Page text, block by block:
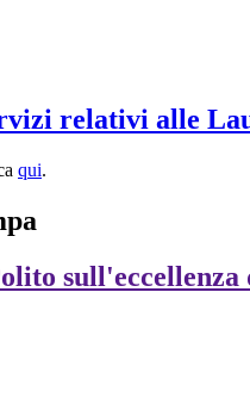
relativi alle
qui.